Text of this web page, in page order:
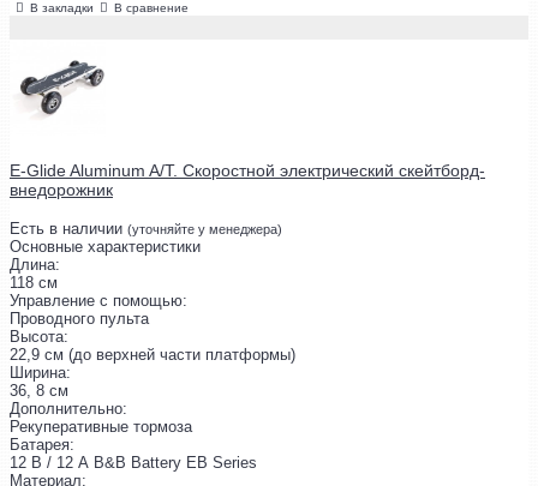
В закладки В сравнение
E-Glide Aluminum A/T. Скоростной электрический скейтборд-
внедорожник
Есть в наличии (уточняйте у менеджера)
Основные характеристики
Длина:
118 см
Управление с помощью:
Проводного пульта
Высота:
22,9 см (до верхней части платформы)
Ширина:
36, 8 см
Дополнительно:
Рекуперативные тормоза
Батарея:
12 В / 12 А B&B Battery EB Series
Материал: